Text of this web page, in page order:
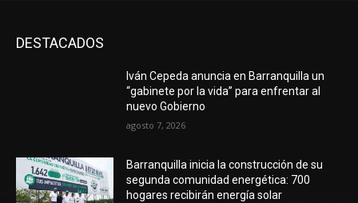
DESTACADOS
Iván Cepeda anuncia en Barranquilla un
“gabinete por la vida” para enfrentar al
nuevo Gobierno
agosto 7, 2026
Barranquilla inicia la construcción de su
segunda comunidad energética: 700
hogares recibirán energía solar